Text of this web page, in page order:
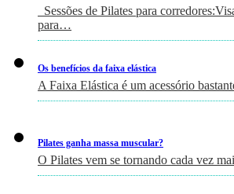
Sessões de Pilates para
para…
Os benefícios da faixa elástica
A Faixa Elástica é um acessório
Pilates ganha massa muscular?
O Pilates vem se tornando cada vez